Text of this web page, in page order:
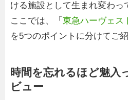
ける施設として生まれ変わっ
ここでは、「 東急ハーヴェス
を5つのポイントに分けてご
時間を忘れるほど魅入
ビュー